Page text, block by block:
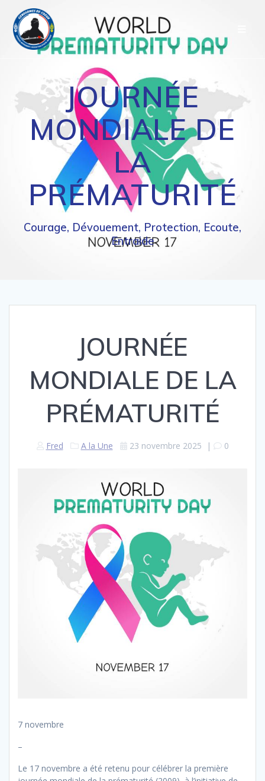
au
contenu
JOURNÉE
MONDIALE DE
LA
PRÉMATURITÉ
Courage, Dévouement, Protection, Ecoute,
Entraide
JOURNÉE
MONDIALE DE LA
PRÉMATURITÉ
Fred A la Une 23 novembre 2025 | 0
7 novembre
–
Le 17 novembre a été retenu pour célébrer la première